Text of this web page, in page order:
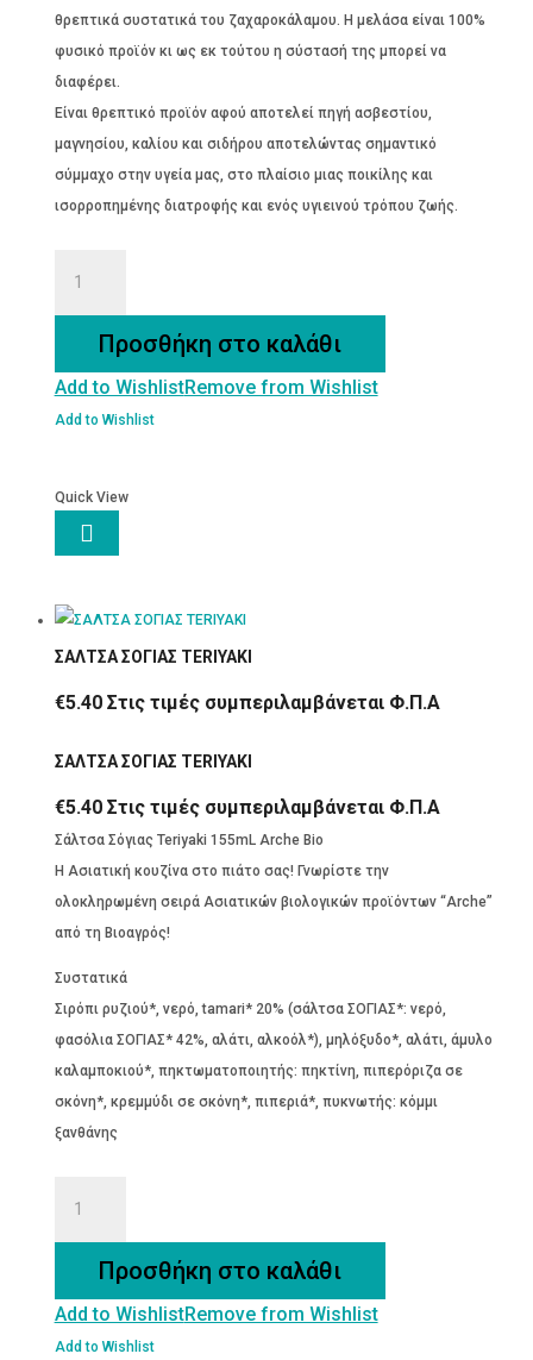
θρεπτικά συστατικά του ζαχαροκάλαμου. Η μελάσα είναι 100%
φυσικό προϊόν κι ως εκ τούτου η σύστασή της μπορεί να
διαφέρει.
Είναι θρεπτικό προϊόν αφού αποτελεί πηγή ασβεστίου,
μαγνησίου, καλίου και σιδήρου αποτελώντας σημαντικό
σύμμαχο στην υγεία μας, στο πλαίσιο μιας ποικίλης και
ισορροπημένης διατροφής και ενός υγιεινού τρόπου ζωής.
Προσθήκη στο καλάθι
Add to WishlistRemove from Wishlist
Add to Wishlist
Quick View

ΣΑΛΤΣΑ ΣΟΓΙΑΣ TERIYAKI
€5.40 Στις τιμές συμπεριλαμβάνεται Φ.Π.Α
ΣΑΛΤΣΑ ΣΟΓΙΑΣ TERIYAKI
€5.40 Στις τιμές συμπεριλαμβάνεται Φ.Π.Α
Σάλτσα Σόγιας Teriyaki 155mL Arche Bio
Η Ασιατική κουζίνα στο πιάτο σας! Γνωρίστε την
ολοκληρωμένη σειρά Ασιατικών βιολογικών προϊόντων “Arche”
από τη Βιοαγρός!
Συστατικά
Σιρόπι ρυζιού*, νερό, tamari* 20% (σάλτσα ΣΟΓΙΑΣ*: νερό,
φασόλια ΣΟΓΙΑΣ* 42%, αλάτι, αλκοόλ*), μηλόξυδο*, αλάτι, άμυλο
καλαμποκιού*, πηκτωματοποιητής: πηκτίνη, πιπερόριζα σε
σκόνη*, κρεμμύδι σε σκόνη*, πιπεριά*, πυκνωτής: κόμμι
ξανθάνης
ποσότηταΠροσθήκη στο καλάθι
Add to WishlistRemove from Wishlist
Add to Wishlist